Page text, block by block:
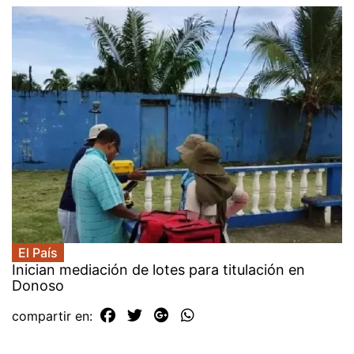
El País
Inician mediación de lotes para titulación en
Donoso
compartir en: